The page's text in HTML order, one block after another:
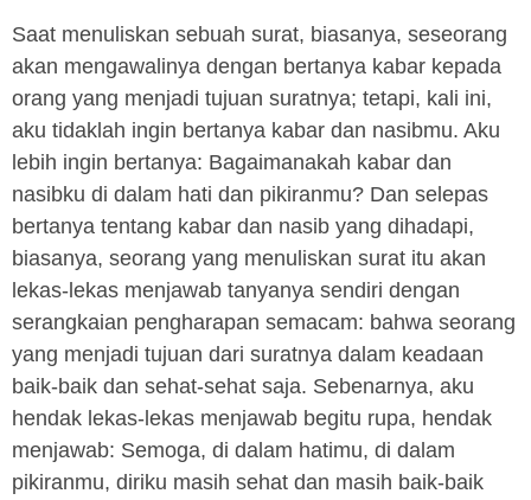
Saat menuliskan sebuah surat, biasanya, seseorang
akan mengawalinya dengan bertanya kabar kepada
orang yang menjadi tujuan suratnya; tetapi, kali ini,
aku tidaklah ingin bertanya kabar dan nasibmu. Aku
lebih ingin bertanya: Bagaimanakah kabar dan
nasibku di dalam hati dan pikiranmu? Dan selepas
bertanya tentang kabar dan nasib yang dihadapi,
biasanya, seorang yang menuliskan surat itu akan
lekas-lekas menjawab tanyanya sendiri dengan
serangkaian pengharapan semacam: bahwa seorang
yang menjadi tujuan dari suratnya dalam keadaan
baik-baik dan sehat-sehat saja. Sebenarnya, aku
hendak lekas-lekas menjawab begitu rupa, hendak
menjawab: Semoga, di dalam hatimu, di dalam
pikiranmu, diriku masih sehat dan masih baik-baik